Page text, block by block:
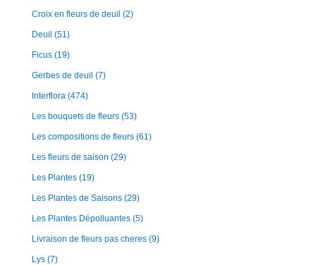
Croix en fleurs de deuil (2)
Deuil (51)
Ficus (19)
Gerbes de deuil (7)
Interflora (474)
Les bouquets de fleurs (53)
Les compositions de fleurs (61)
Les fleurs de saison (29)
Les Plantes (19)
Les Plantes de Saisons (29)
Les Plantes Dépolluantes (5)
Livraison de fleurs pas cheres (9)
Lys (7)